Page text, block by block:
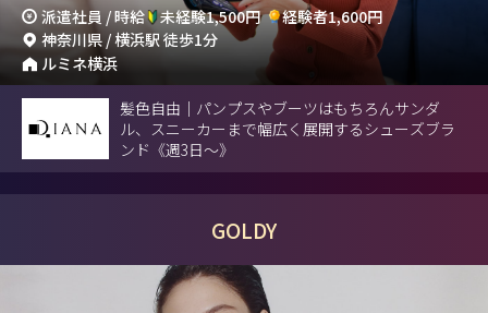
派遣社員 / 時給 未経験1,500円
経験者1,600円
神奈川県 / 横浜駅 徒歩1分
ルミネ横浜
髪色自由｜パンプスやブーツはもちろんサンダ
ル、スニーカーまで幅広く展開するシューズブラ
ンド《週3日～》
GOLDY